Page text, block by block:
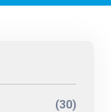
(30)